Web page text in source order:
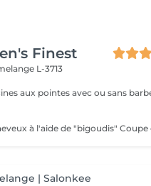
Finest
L-3713
aux pointes avec ou sans